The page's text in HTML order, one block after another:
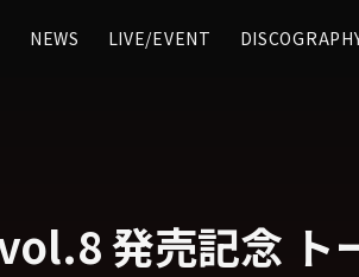
NEWS LIVE/EVENT
発売記念 ト